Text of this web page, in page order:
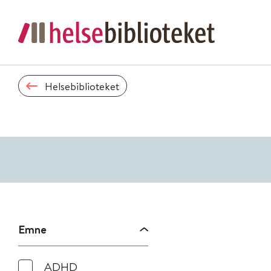
Helsebiblioteket
Emne
ADHD